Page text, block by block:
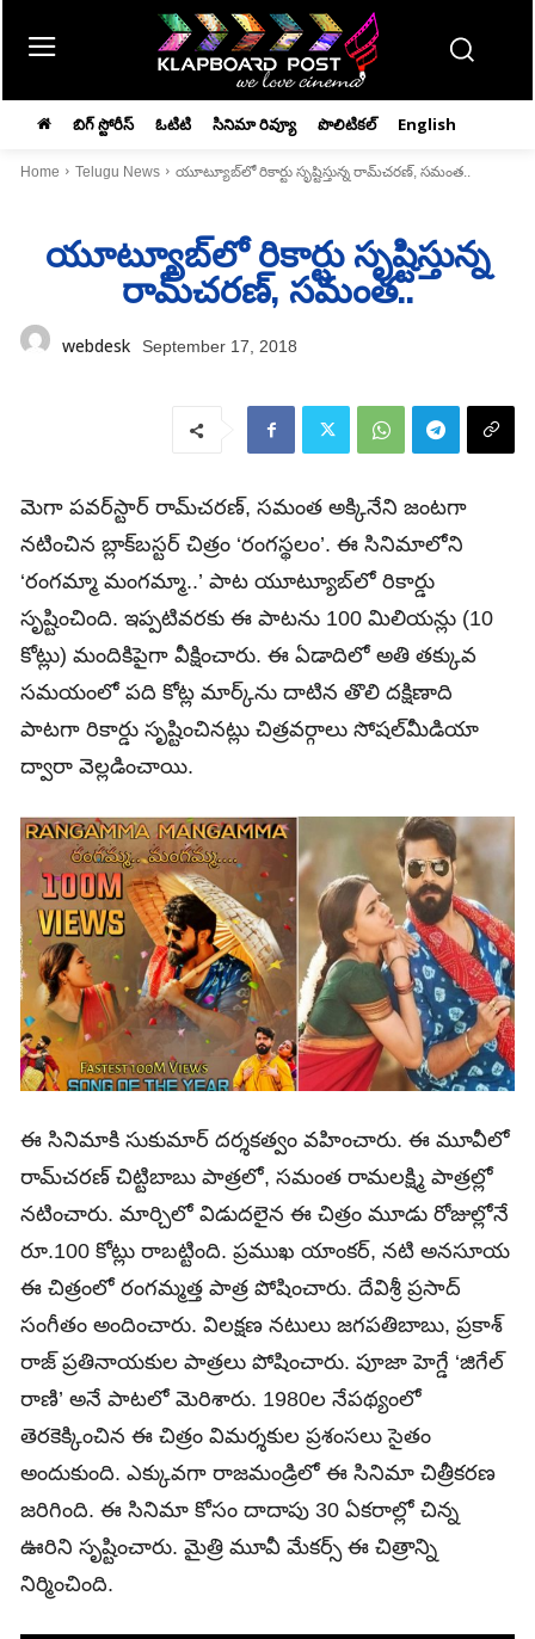
బిగ్ స్టోరీస్ ఓటిటి సినిమా రివ్యూ పొలిటికల్ English
Home Telugu News యూట్యూబ్‌లో రికార్టు సృష్టిస్తున్న రామ్‌చరణ్‌, సమంత..
యూట్యూబ్‌లో రికార్టు సృష్టిస్తున్న
రామ్‌చరణ్‌, సమంత..
webdesk September 17, 2018
మెగా పవర్‌స్టార్‌ రామ్‌చరణ్‌, సమంత అక్కినేని జంటగా
నటించిన బ్లాక్‌బస్టర్‌ చిత్రం ‘రంగస్థలం’. ఈ సినిమాలోని
‘రంగమ్మా మంగమ్మా..’ పాట యూట్యూబ్‌లో రికార్డు
సృష్టించింది. ఇప్పటివరకు ఈ పాటను 100 మిలియన్లు (10
కోట్లు) మందికిపైగా వీక్షించారు. ఈ ఏడాదిలో అతి తక్కువ
సమయంలో పది కోట్ల మార్క్‌ను దాటిన తొలి దక్షిణాది
పాటగా రికార్డు సృష్టించినట్లు చిత్రవర్గాలు సోషల్‌మీడియా
ద్వారా వెల్లడించాయి.
ఈ సినిమాకి సుకుమార్‌ దర్శకత్వం వహించారు. ఈ మూవీలో
రామ్‌చరణ్‌ చిట్టిబాబు పాత్రలో, సమంత రామలక్ష్మి పాత్రల్లో
నటించారు. మార్చిలో విడుదలైన ఈ చిత్రం మూడు రోజుల్లోనే
రూ.100 కోట్లు రాబట్టింది. ప్రముఖ యాంకర్‌, నటి అనసూయ
ఈ చిత్రంలో రంగమ్మత్త పాత్ర పోషించారు. దేవిశ్రీ ప్రసాద్‌
సంగీతం అందించారు. విలక్షణ నటులు జగపతిబాబు, ప్రకాశ్‌
రాజ్‌ ప్రతినాయకుల పాత్రలు పోషించారు. పూజా హెగ్డే ‘జిగేల్‌
రాణి’ అనే పాటలో మెరిశారు. 1980ల నేపథ్యంలో
తెరకెక్కించిన ఈ చిత్రం విమర్శకుల ప్రశంసలు సైతం
అందుకుంది. ఎక్కువగా రాజమండ్రిలో ఈ సినిమా చిత్రీకరణ
జరిగింది. ఈ సినిమా కోసం దాదాపు 30 ఏకరాల్లో చిన్న
ఊరిని సృష్టించారు. మైత్రి మూవీ మేకర్స్‌ ఈ చిత్రాన్ని
నిర్మించింది.